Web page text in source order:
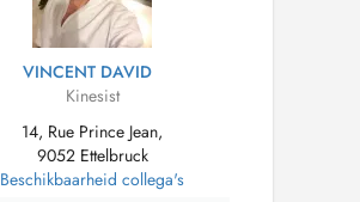
VINCENT DAVID
Kinesist
14, Rue Prince Jean,
9052 Ettelbruck
Beschikbaarheid collega's